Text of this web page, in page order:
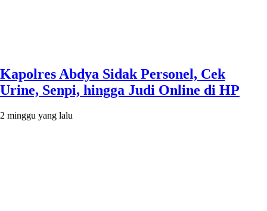
Kapolres Abdya Sidak Personel, Cek
Urine, Senpi, hingga Judi Online di HP
2 minggu yang lalu